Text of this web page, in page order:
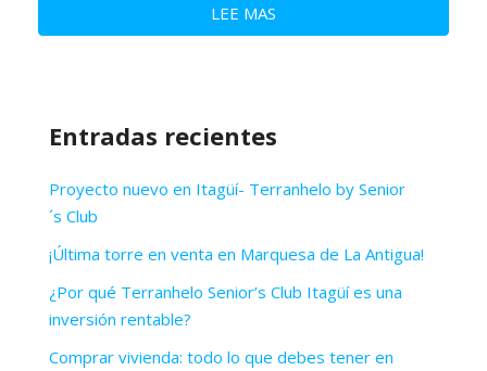
LEE MAS
Entradas recientes
Proyecto nuevo en Itagüí- Terranhelo by Senior
´s Club
¡Última torre en venta en Marquesa de La Antigua!
¿Por qué Terranhelo Senior’s Club Itagüí es una
inversión rentable?
Comprar vivienda: todo lo que debes tener en